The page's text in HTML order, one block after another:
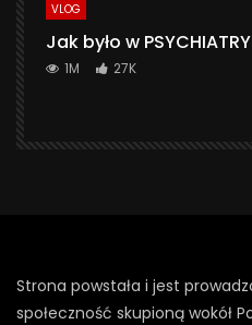
VLOG
Jak było w
1M 27K
Strona powstała i jest
społeczność skupioną wokół